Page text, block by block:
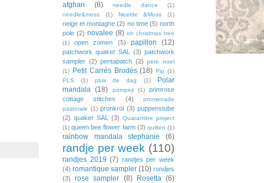
afghan
(8) needle dance
(1)
needle&moss
(1) Neelde &Moss (1)
neige et montagne (2) no time (5) north
pole (2) novalee (8) oh christmas tree
(1)
open zomen (5) papillon (12)
patchwork quaker SAL (3) patchwork
sampler (2) pentapatch (2) pere noel
(1)
Petit Carrés Brodés (18) Pip (1)
PLS
(1) pluk de dag (1)
Polar
mandala (18) pompeji (1)
primrose
cottage stitches
(4)
promenade
pastorale (1) pronkrol (3) puppenstube
(2) quaker SAL (3) Quarantine project
(1) queen bee flower farm (3) quilten (1)
rainbow mandala stephanie (6)
randje per week (110)
randjes 2019 (7) randjes per week
(4) romantique sampler (10) rondjes
(3)
rose sampler (8) Rosetta (6)